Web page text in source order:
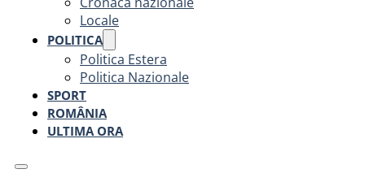
Locale
POLITICA
Politica Estera
Politica Nazionale
SPORT
ROMÂNIA
ULTIMA ORA